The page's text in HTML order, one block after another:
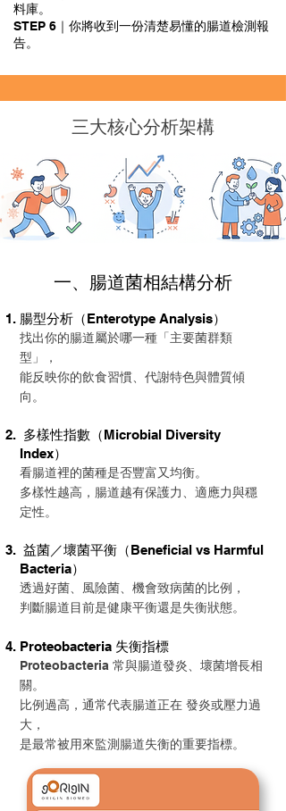
料庫。
STEP 6｜你將收到一份清楚易懂的腸道檢測報
告。
三大核心分析架構
一、腸道菌相結構分析
腸型分析（Enterotype Analysis）
找出你的腸道屬於哪一種「主要菌群類
型」，
能反映你的飲食習慣、代謝特色與體質傾
向。
多樣性指數（Microbial Diversity
Index）
看腸道裡的菌種是否豐富又均衡。
多樣性越高，腸道越有保護力、適應力與穩
定性。​
益菌／壞菌平衡（Beneficial vs Harmful
Bacteria）
透過好菌、風險菌、機會致病菌的比例，
判斷腸道目前是健康平衡還是失衡狀態。
Proteobacteria 失衡指標
Proteobacteria 常與腸道發炎、壞菌增長相
關。
比例過高，通常代表腸道正在 發炎或壓力過
大，
是最常被用來監測腸道失衡的重要指標。